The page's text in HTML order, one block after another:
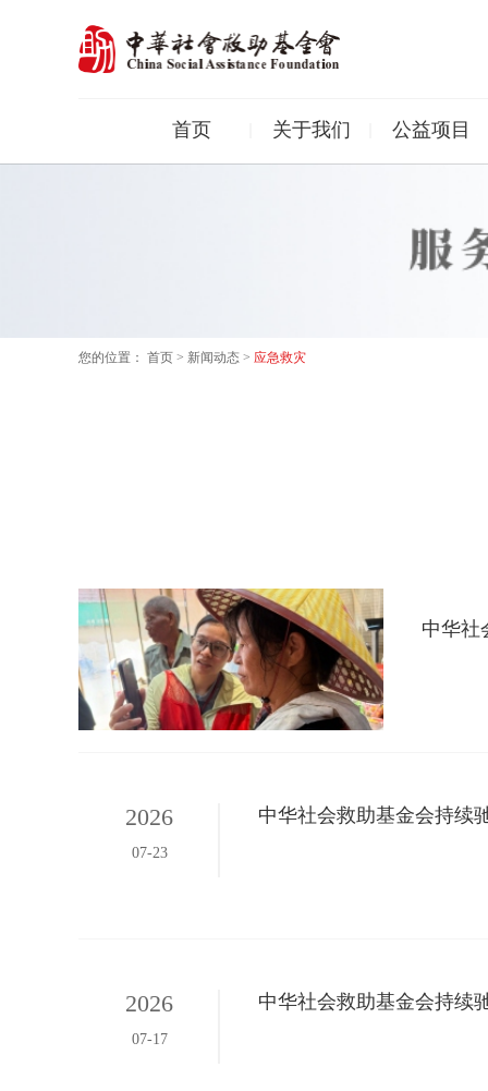
首页 关于我们 公益项目
您的位置： 首页 > 新闻动态 > 应急救灾
中华社
2026
07-23
中华社会救助基金会持续
2026
07-17
中华社会救助基金会持续